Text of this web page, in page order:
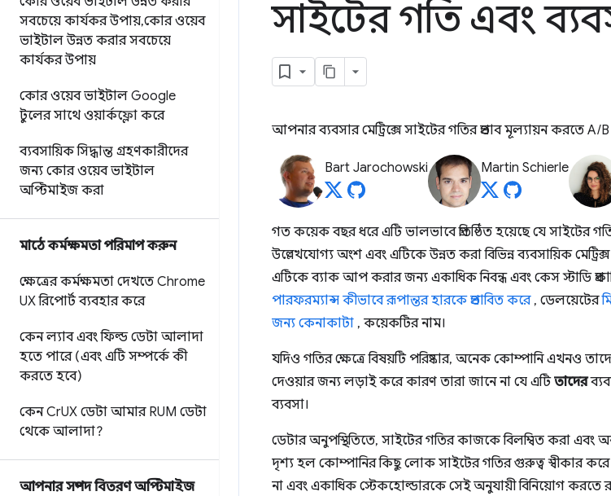
সবচেয়ে কার্যকর উপায়,কোর ওয়েব
ভাইটাল উন্নত করার সবচেয়ে
কার্যকর উপায়
কোর ওয়েব ভাইটাল Google
টুলের সাথে ওয়ার্কফ্লো করে
ব্যবসায়িক সিদ্ধান্ত গ্রহণকারীদের
জন্য কোর ওয়েব ভাইটাল
অপ্টিমাইজ করা
মাঠে কর্মক্ষমতা পরিমাপ করুন
ক্ষেত্রের কর্মক্ষমতা দেখতে Chrome
UX রিপোর্ট ব্যবহার করে
কেন ল্যাব এবং ফিল্ড ডেটা আলাদা
হতে পারে (এবং এটি সম্পর্কে কী
করতে হবে)
কেন CrUX ডেটা আমার RUM ডেটা
থেকে আলাদা?
আপনার সম্পদ বিতরণ অপ্টিমাইজ
সাইটের গতি এবং
আপনার ব্যবসার মেট্রিক্সে সাইটের গতির প্রভাব মূল্যায়ন করতে A/
Bart Jarochowski Martin Schierle
গত কয়েক বছর ধরে এটি ভালভাবে প্রতিষ্ঠিত হয়েছে যে সাইটের
উল্লেখযোগ্য অংশ এবং এটিকে উন্নত করা বিভিন্ন ব্যবসায়িক
এটিকে ব্যাক আপ করার জন্য একাধিক নিবন্ধ এবং কেস স্টাডি
পারফরম্যান্স কীভাবে রূপান্তর হারকে প্রভাবিত করে, ডেলয়েটের
জন্য কেনাকাটা , কয়েকটির নাম।
যদিও গতির ক্ষেত্রে বিষয়টি পরিষ্কার, অনেক কোম্পানি এখনও
দেওয়ার জন্য লড়াই করে কারণ তারা জানে না যে এটিতাদের
ব্যবসা।
ডেটার অনুপস্থিতিতে, সাইটের গতির কাজকে বিলম্বিত করা
দৃশ্য হল কোম্পানির কিছু লোক সাইটের গতির গুরুত্ব স্বীকার
না এবং একাধিক স্টেকহোল্ডারকে সেই অনুযায়ী বিনিয়োগ করতে